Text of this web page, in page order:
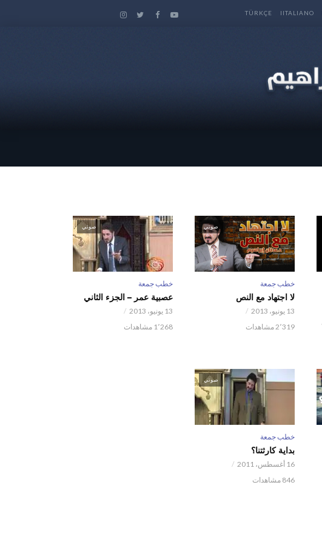
IITALIANO
TÜRKÇE
صوتي
خطب جمعة
لا اجتهاد مع النص
13 يونيو، 2013
2٬319 مشاهدات
صوتي
خطب جمعة
عصبية عمر – الجزء الثاني
13 يونيو، 2013
1٬268 مشاهدات
صوتي
خطب جمعة
بداية كارثتنا؟
16 أغسطس، 2011
846 مشاهدات